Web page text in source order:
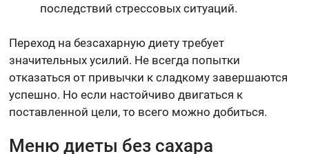
последствий стрессовых ситуаций.
Переход на безсахарную диету требует
значительных усилий. Не всегда попытки
отказаться от привычки к сладкому завершаются
успешно. Но если настойчиво двигаться к
поставленной цели, то всего можно добиться.
Меню диеты без сахара